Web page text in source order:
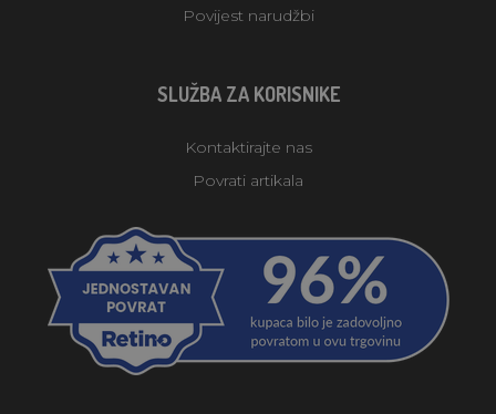
Povijest narudžbi
SLUŽBA ZA KORISNIKE
Kontaktirajte nas
Povrati artikala